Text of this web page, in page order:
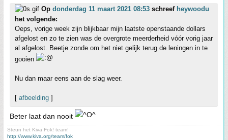
Op donderdag 11 maart 2021 08:53 schreef heywoodu
het volgende:
Oeps, vorige week zijn blijkbaar mijn laatste openstaande dollars
afgelost en zo te zien was de overgrote meerderheid vóór vorig jaar
al afgelost. Beetje zonde om het niet gelijk terug de leningen in te
gooien
Nu dan maar eens aan de slag weer.
[ afbeelding ]
Beter laat dan nooit
Steun het Kiva Fok! team!
http://www.kiva.org/team/fok